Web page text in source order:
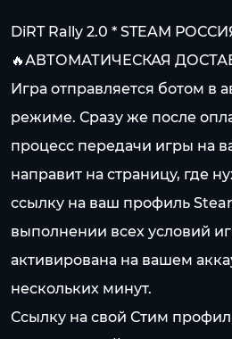
DiRT Rally 2.0 * STEAM
🔥АВТОМАТИЧЕСКАЯ
Игра отправляется ботом в
режиме. Сразу же после
процесс передачи игры на
направит на страницу, где
ссылку на ваш профиль
выполнении всех условий
активирована на вашем
нескольких минут.
Ссылку на свой Стим